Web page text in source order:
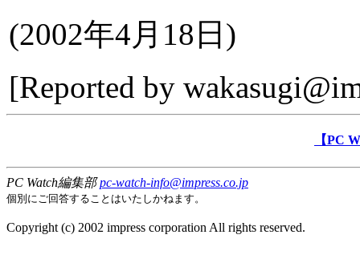
(2002年4月18日 )
[Reported by
【PC
PC Watch編集部pc-watch-info@impress.co.jp
個別にご回答することはいたしかねます。
Copyright (c) 2002 impress corporation All rights reserved.